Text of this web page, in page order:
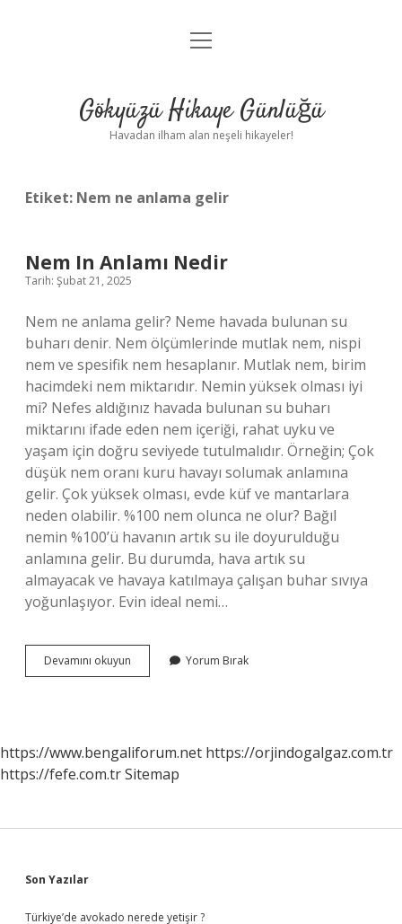
Anasayfa
Yasal Uyarı
menüyü
Gökyüzü Hikaye Günlüğü
Havadan ilham alan neşeli hikayeler!
Etiket: Nem ne anlama gelir
Nem In Anlamı Nedir
Tarih: Şubat 21, 2025
Nem ne anlama gelir? Neme havada bulunan su
buharı denir. Nem ölçümlerinde mutlak nem, nispi
nem ve spesifik nem hesaplanır. Mutlak nem, birim
hacimdeki nem miktarıdır. Nemin yüksek olması iyi
mi? Nefes aldığınız havada bulunan su buharı
miktarını ifade eden nem içeriği, rahat uyku ve
yaşam için doğru seviyede tutulmalıdır. Örneğin; Çok
düşük nem oranı kuru havayı solumak anlamına
gelir. Çok yüksek olması, evde küf ve mantarlara
neden olabilir. %100 nem olunca ne olur? Bağıl
nemin %100’ü havanın artık su ile doyurulduğu
anlamına gelir. Bu durumda, hava artık su
almayacak ve havaya katılmaya çalışan buhar sıvıya
yoğunlaşıyor. Evin ideal nemi…
Devamını okuyun
In
Yorum Bırak
https://www.bengaliforum.net https://orjindogalgaz.com.tr
https://fefe.com.trSitemap
Sidebar
Son Yazılar
Türkiye’de avokado nerede yetişir ?